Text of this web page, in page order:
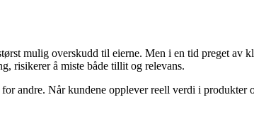
mulig overskudd til eierne. Men i en tid preget av
risikerer å miste både tillit og relevans.
andre. Når kundene opplever reell verdi i produkter